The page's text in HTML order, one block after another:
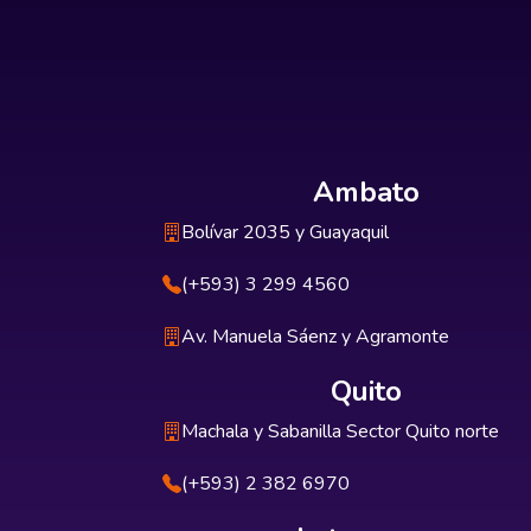
Ambato
Bolívar 2035 y Guayaquil
(+593) 3 299 4560
Av. Manuela Sáenz y Agramonte
Quito
Machala y Sabanilla Sector Quito norte
(+593) 2 382 6970